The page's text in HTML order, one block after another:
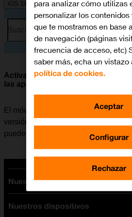
iOS 14.1
Busca por problema o tema
Activar o desactivar la
las apps
El móvil tiene la opción de poder
versión más reciente de forma
puede consultar
cómo instalar una
Nuestras tarifas
Tarifas Orange
Nuestros dispositivos
para analizar cómo utilizas
personalizar los
que te mostramos en base
de navegación (páginas
frecuencia de acceso, etc)
saber más, echa un vistazo
política de cookies.
Configurar
Rechazar
Aceptar